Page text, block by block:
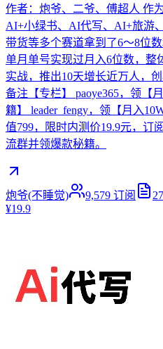
作者：炮爷、二爷、傅超人 作
AI+小绿书、AI代写、AI+旅游
带货等多个赛道拿到了6～8位
单月单号实现过月入6位数，整
实战，推出10天增长近万人，
备注【专栏】 paoye365，领【
籍】 leader_fengy，领【月入
值799，限时内测价19.9元，订
流群并领爆款秘籍。
炮爷(不睡觉) 9,579 订阅 27
¥19.9